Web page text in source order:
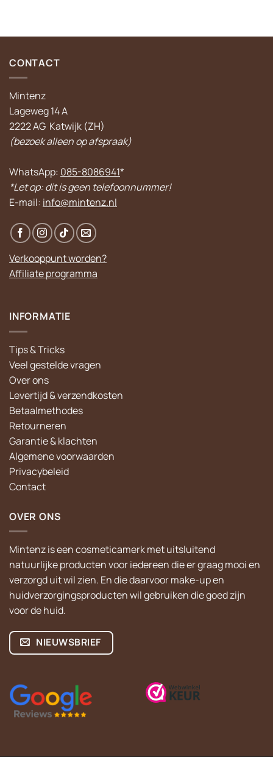
CONTACT
Mintenz
Lageweg 14 A
2222 AG Katwijk (ZH)
(bezoek alleen op afspraak)
WhatsApp: 085-8086941*
*Let op: dit is geen telefoonnummer!
E-mail: info@mintenz.nl
Verkooppunt worden?
Affiliate programma
INFORMATIE
Tips & Tricks
Veel gestelde vragen
Over ons
Levertijd & verzendkosten
Betaalmethodes
Retourneren
Garantie & klachten
Algemene voorwaarden
Privacybeleid
Contact
OVER ONS
Mintenz is een cosmeticamerk met uitsluitend
natuurlijke producten voor iedereen die er graag mooi en
verzorgd uit wil zien. En die daarvoor make-up en
huidverzorgingsproducten wil gebruiken die goed zijn
voor de huid.
NIEUWSBRIEF